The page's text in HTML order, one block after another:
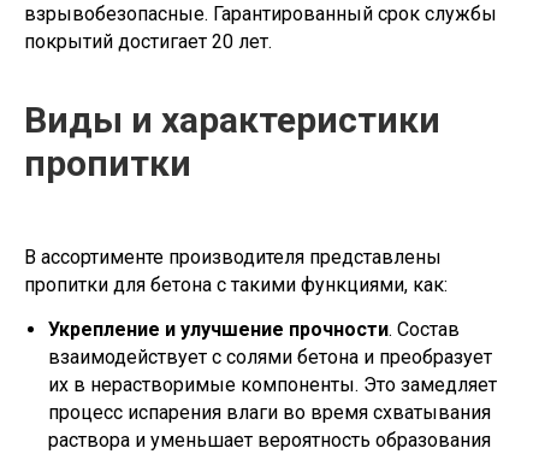
взрывобезопасные. Гарантированный срок службы
покрытий достигает 20 лет.
Виды и характеристики
пропитки
В ассортименте производителя представлены
пропитки для бетона с такими функциями, как:
Укрепление и улучшение прочности. Состав
взаимодействует с солями бетона и преобразует
их в нерастворимые компоненты. Это замедляет
процесс испарения влаги во время схватывания
раствора и уменьшает вероятность образования